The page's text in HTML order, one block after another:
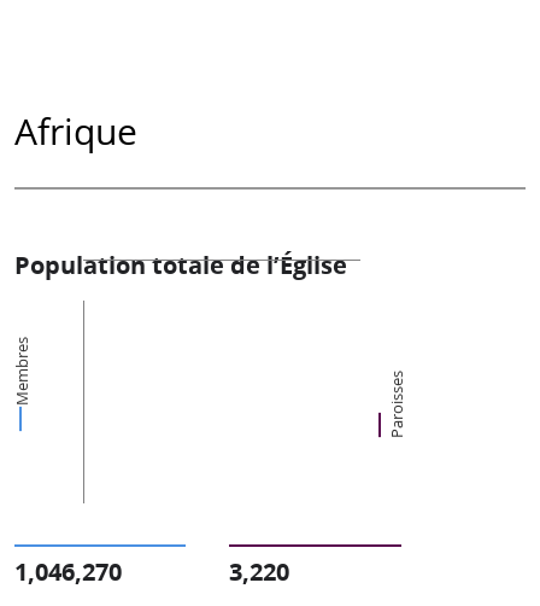
Afrique
Population totale de l’Église
Membres Paroisses
1,046,270 3,220